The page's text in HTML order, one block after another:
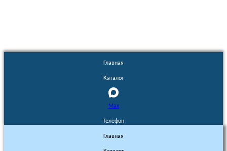
Главная
Каталог
Max
Телефон
Главная